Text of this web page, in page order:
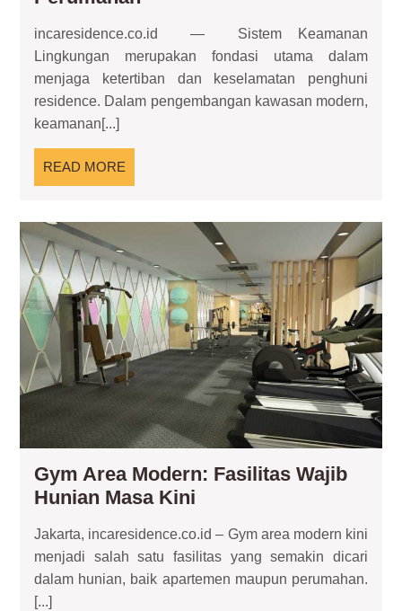
Lingkungan:
Strategi
untuk
Perlindungan
incaresidence.co.id — Sistem Keamanan
Lingkungan merupakan fondasi utama dalam
menjaga ketertiban dan keselamatan penghuni
residence. Dalam pengembangan kawasan modern,
keamanan[...]
READ MORE
MORE
Kini
Gym Area Modern: Fasilitas Wajib
Hunian Masa Kini
Modern:
Fasilitas
Wajib
Jakarta, incaresidence.co.id – Gym area modern kini
menjadi salah satu fasilitas yang semakin dicari
dalam hunian, baik apartemen maupun perumahan.
[...]